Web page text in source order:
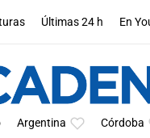
Últimas 24 h En
Argentina Córdoba